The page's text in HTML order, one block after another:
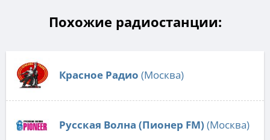
Похожие радиостанции:
Красное Радио (Москва)
Русская Волна (Пионер FM) (Москва)